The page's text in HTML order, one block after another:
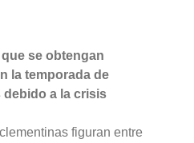
se obtengan
la temporada de
debido a la crisis
figuran entre